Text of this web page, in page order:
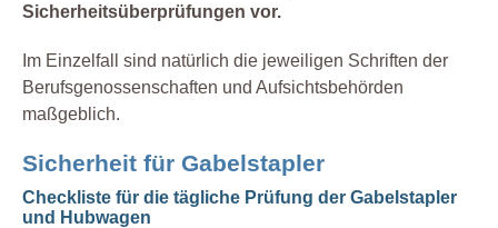
Sicherheitsüberprüfungen vor.
Im Einzelfall sind natürlich die jeweiligen Schriften der
Berufsgenossenschaften und Aufsichtsbehörden
maßgeblich.
Sicherheit für Gabelstapler
Checkliste für die tägliche Prüfung der Gabelstapler
und Hubwagen